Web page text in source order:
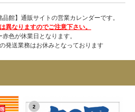
館】通販サイトの営業カレンダーです。
異なりますのでご注意下さい。
色が休業日となります。
発送業務はお休みとなっております
2